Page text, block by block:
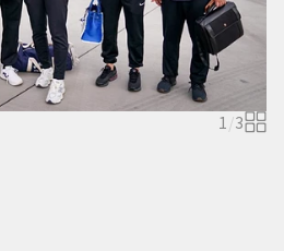
1/3